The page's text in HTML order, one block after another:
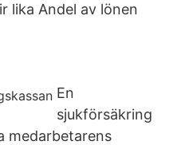
lika Andel av lönen
En
sjukförsäkring
medarbetarens